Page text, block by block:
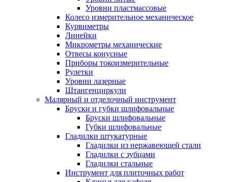
Уровни пластмассовые
Колесо измерительное механическое
Курвиметры
Линейки
Микрометры механические
Отвесы конусные
Приборы токоизмерительные
Рулетки
Уровни лазерные
Штангенциркули
Малярный и отделочный инструмент
Бруски и губки шлифовальные
Бруски шлифовальные
Губки шлифовальные
Гладилки штукатурные
Гладилки из нержавеющей стали
Гладилки с зубцами
Гладилки стальные
Инструмент для плиточных работ